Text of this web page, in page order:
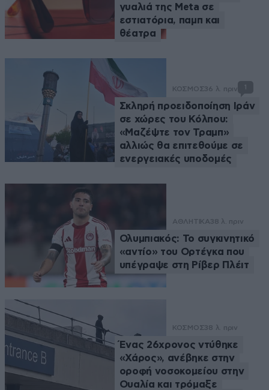
γυαλιά της Meta σε
εστιατόρια, παμπ και
θέατρα
ΚΟΣΜΟΣ36 λ. πριν 1
Σκληρή προειδοποίηση Ιράν
σε χώρες του Κόλπου:
«Μαζέψτε τον Τραμπ»
αλλιώς θα επιτεθούμε σε
ενεργειακές υποδομές
ΑΘΛΗΤΙΚΑ38 λ. πριν
Ολυμπιακός: Το συγκινητικό
«αντίο» του Ορτέγκα που
υπέγραψε στη Ρίβερ Πλέιτ
ΚΟΣΜΟΣ38 λ. πριν
Ένας 26χρονος ντύθηκε
«Χάρος», ανέβηκε στην
οροφή νοσοκομείου στην
Ουαλία και τρόμαξε